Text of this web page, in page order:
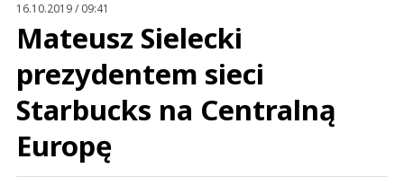
16.10.2019 / 09:41
Mateusz Sielecki
prezydentem sieci
Starbucks na Centralną
Europę